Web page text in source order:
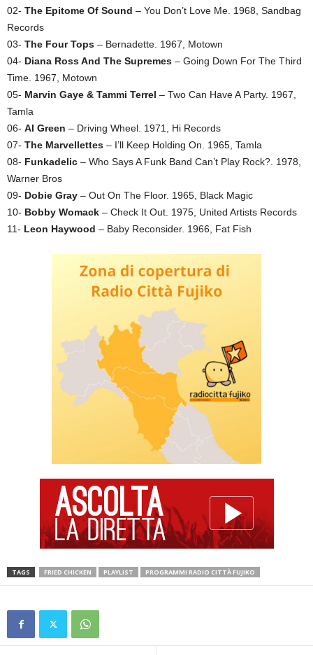
02- The Epitome Of Sound – You Don’t Love Me. 1968, Sandbag
Records
03- The Four Tops – Bernadette. 1967, Motown
04- Diana Ross And The Supremes – Going Down For The Third
Time. 1967, Motown
05- Marvin Gaye & Tammi Terrel – Two Can Have A Party. 1967,
Tamla
06- Al Green – Driving Wheel. 1971, Hi Records
07- The Marvellettes – I’ll Keep Holding On. 1965, Tamla
08- Funkadelic – Who Says A Funk Band Can’t Play Rock?. 1978,
Warner Bros
09- Dobie Gray – Out On The Floor. 1965, Black Magic
10- Bobby Womack – Check It Out. 1975, United Artists Records
11- Leon Haywood – Baby Reconsider. 1966, Fat Fish
TAGS FRIED CHICKEN PLAYLIST PROGRAMMI RADIO CITTÀ FUJIKO